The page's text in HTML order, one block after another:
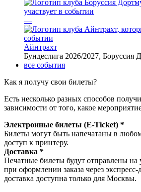
—
Айнтрахт
Бундеслига 2026/2027,
все события
Как я получу свои билеты?
Есть несколько разных способов
зависимости от того, какое
Электронные билеты (E-Ticket) *
Билеты могут быть напечатаны в
доступ к принтеру.
Доставка *
Печатные билеты будут отправлены на
при оформлении заказа через экспресс-
доставка доступна только для Москвы.